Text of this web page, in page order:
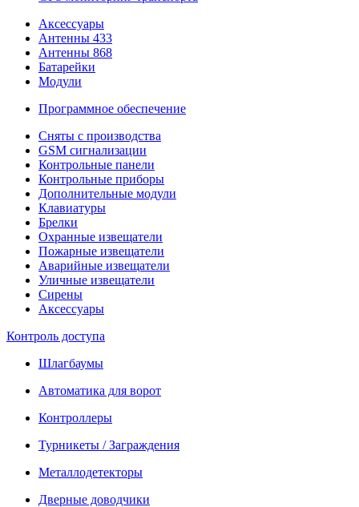
Аксессуары
Антенны 433
Антенны 868
Батарейки
Модули
Программное обеспечение
Сняты с производства
GSM сигнализации
Контрольные панели
Контрольные приборы
Дополнительные модули
Клавиатуры
Брелки
Охранные извещатели
Пожарные извещатели
Аварийные извещатели
Уличные извещатели
Сирены
Аксессуары
Контроль доступа
Шлагбаумы
Автоматика для ворот
Контроллеры
Турникеты / Заграждения
Металлодетекторы
Дверные доводчики